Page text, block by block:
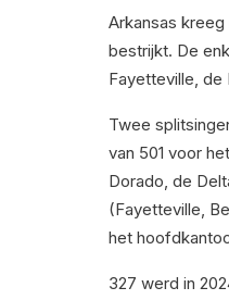
Arkansas
bestrijkt. De
Fayetteville, de
Twee
van 501 voor
Dorado, de
(Fayetteville,
het
327 werd in